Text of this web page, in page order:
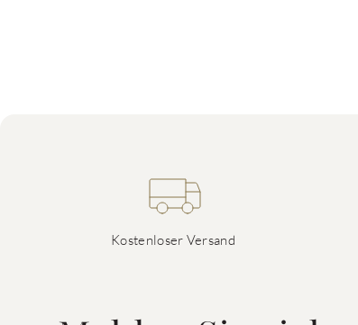
Kostenloser Versand